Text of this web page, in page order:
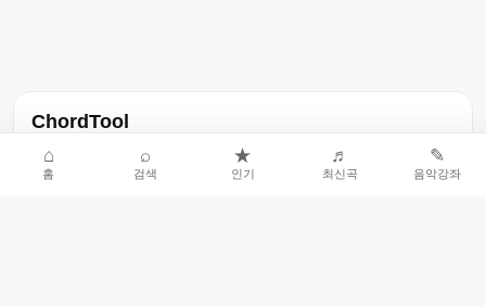
ChordTool
노래 가사, 곡 정보, 코드, 악보를 한곳에서 찾을 수 있는 음악 정보
서비스입니다.
⌂
홈
⌕
검색
★
인기
♬
최신곡
✎
음악강좌